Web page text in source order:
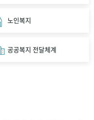
노인복지
공공복지 전달체계